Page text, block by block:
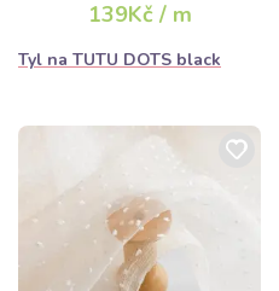
139Kč / m
Tyl na TUTU DOTS black